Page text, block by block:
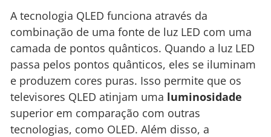
A tecnologia QLED funciona através da
combinação de uma fonte de luz LED com uma
camada de pontos quânticos. Quando a luz LED
passa pelos pontos quânticos, eles se iluminam
e produzem cores puras. Isso permite que os
televisores QLED atinjam uma luminosidade
superior em comparação com outras
tecnologias, como OLED. Além disso, a